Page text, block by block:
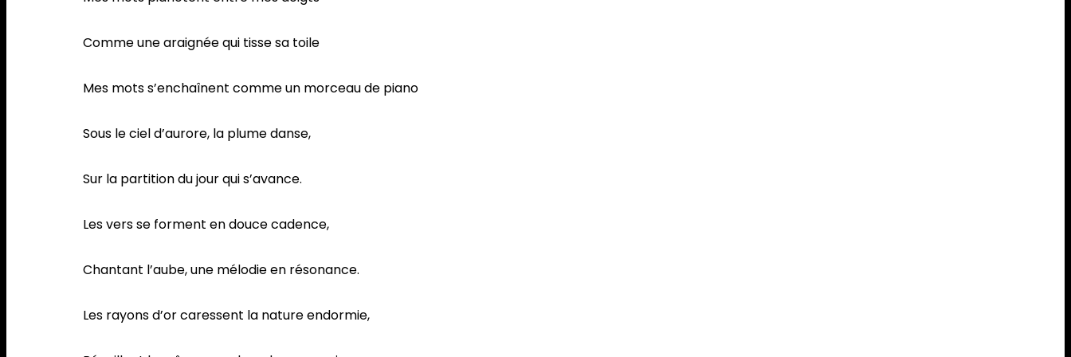
Comme une araignée qui tisse sa toile
Mes mots s’enchaînent comme un morceau de piano
Sous le ciel d’aurore, la plume danse,
Sur la partition du jour qui s’avance.
Les vers se forment en douce cadence,
Chantant l’aube, une mélodie en résonance.
Les rayons d’or caressent la nature endormie,